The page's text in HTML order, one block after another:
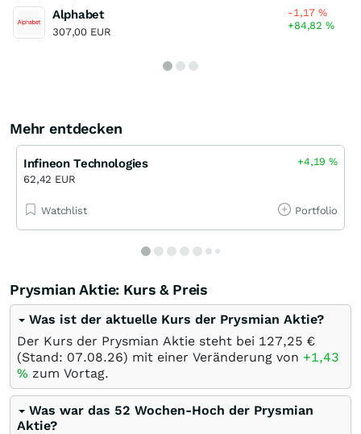
Alphabet
307,00 EUR
-1,17%
+84,82%
Mehr entdecken
Infineon Technologies
62,42 EUR
+4,19%
Watchlist Portfolio
Prysmian Aktie: Kurs & Preis
Was ist der aktuelle Kurs der Prysmian Aktie?
Der Kurs der Prysmian Aktie steht bei 127,25 €
(Stand: 07.08.26) mit einer Veränderung von +1,43
% zum Vortag.
Was war das 52 Wochen-Hoch der Prysmian
Aktie?